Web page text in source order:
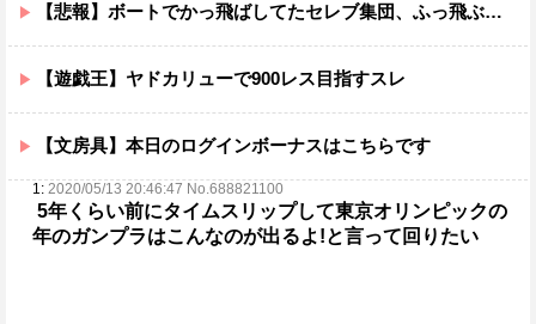
【悲報】ボートでかっ飛ばしてたセレブ集団、ふっ飛ぶｗｗｗｗ
【遊戯王】ヤドカリューで900レス目指すスレ
【文房具】本日のログインボーナスはこちらです
1: 2020/05/13 20:46:47 No.688821100
5年くらい前にタイムスリップして東京オリンピックの
年のガンプラはこんなのが出るよ!と言って回りたい